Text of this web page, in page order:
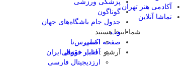
پزشکی ورزشی
گوناگون
جدول جام باشگاه‌های جهان
وب
اکسپرس‌نا
آفتاب حقوقی
ارزدیجیتال فارسی
آکادمی هنر تهران
تماشا آنلاین
شما اینجا هستید :
صفحه اصلی
آرشیو :اخبار فوتبال ایران